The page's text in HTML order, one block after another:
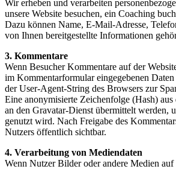
Wir erheben und verarbeiten
unsere Website besuchen, ein Coaching
Dazu können Name, E-Mail-Adresse,
von Ihnen bereitgestellte Informationen
3. Kommentare
Wenn Besucher Kommentare auf der
im Kommentarformular eingegebenen
der User-Agent-String des Browsers zur
Eine anonymisierte Zeichenfolge (Hash)
an den Gravatar-Dienst übermittelt werden,
genutzt wird. Nach Freigabe des
Nutzers öffentlich sichtbar.
4. Verarbeitung von Mediendaten
Wenn Nutzer Bilder oder andere Medien auf